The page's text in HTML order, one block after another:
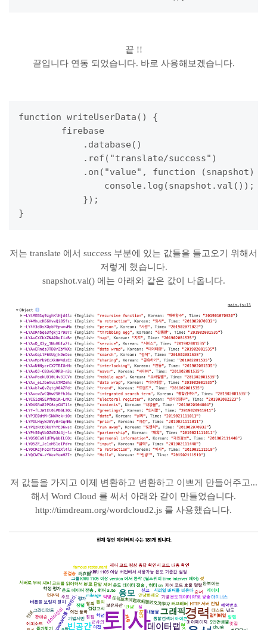
끝 !!
끝입니다 연동 되었습니다. 바로 사용해보겠습니다.
function writeUserData() {
        firebase
            .database()
            .ref("translate/success")
            .on("value", function (snapshot) {
                console.log(snapshot.val());
            });
}
저는 translate 에서 success 부분에 있는 값들을 들고오기 위해서
저렇게 했습니다.
snapshot.val() 에는 아래와 같은 값이 나옵니다.
저 값들을 가지고 이제 변환하고 변환하고 이쁘게 만들어주고...
해서 Word Cloud 를 써서 아래와 같이 만들었습니다.
http://timdream.org/wordcloud2.js 를 사용했습니다.